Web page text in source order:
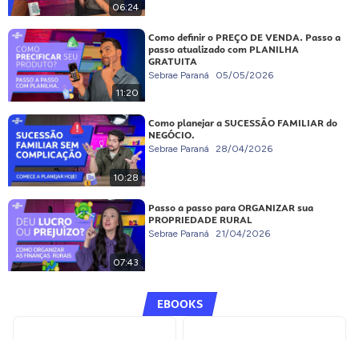
06:24
11:20
Como definir o PREÇO DE VENDA. Passo a
passo atualizado com PLANILHA
GRATUITA
Sebrae Paraná 05/05/2026
10:28
Como planejar a SUCESSÃO FAMILIAR do
NEGÓCIO.
Sebrae Paraná 28/04/2026
07:43
Passo a passo para ORGANIZAR sua
PROPRIEDADE RURAL
Sebrae Paraná 21/04/2026
EBOOKS